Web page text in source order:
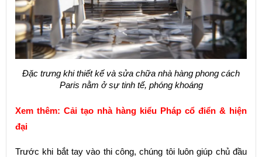
Đặc trưng khi thiết kế và sửa chữa nhà hàng phong cách
Paris nằm ở sự tinh tế, phóng khoáng
Xem thêm: Cải tạo nhà hàng kiểu Pháp cổ điển & hiện
đại
Trước khi bắt tay vào thi công, chúng tôi luôn giúp chủ đầu